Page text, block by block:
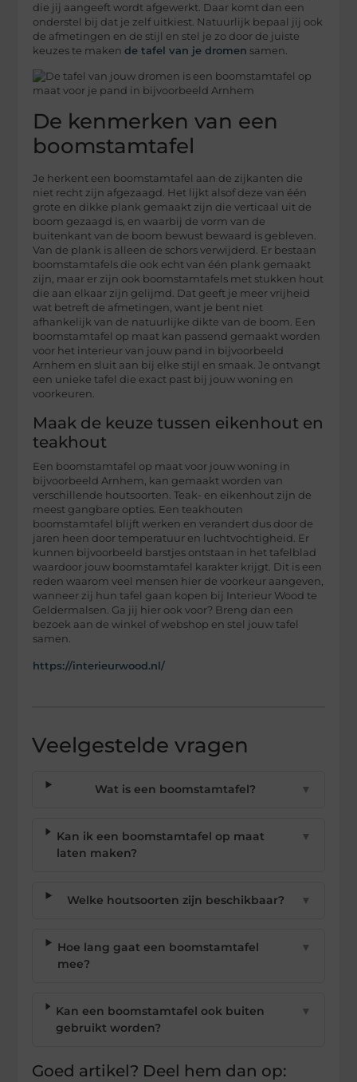
die jij aangeeft wordt afgewerkt. Daar komt dan een
onderstel bij dat je zelf uitkiest. Natuurlijk bepaal jij ook
de afmetingen en de stijl en stel je zo door de juiste
keuzes te makende tafel van je dromen samen.
De kenmerken van een
boomstamtafel
Je herkent een boomstamtafel aan de zijkanten die
niet recht zijn afgezaagd. Het lijkt alsof deze van één
grote en dikke plank gemaakt zijn die verticaal uit de
boom gezaagd is, en waarbij de vorm van de
buitenkant van de boom bewust bewaard is gebleven.
Van de plank is alleen de schors verwijderd. Er bestaan
boomstamtafels die ook echt van één plank gemaakt
zijn, maar er zijn ook boomstamtafels met stukken hout
die aan elkaar zijn gelijmd. Dat geeft je meer vrijheid
wat betreft de afmetingen, want je bent niet
afhankelijk van de natuurlijke dikte van de boom. Een
boomstamtafel op maat kan passend gemaakt worden
voor het interieur van jouw pand in bijvoorbeeld
Arnhem en sluit aan bij elke stijl en smaak. Je ontvangt
een unieke tafel die exact past bij jouw woning en
voorkeuren.
Maak de keuze tussen eikenhout en
teakhout
Een boomstamtafel op maat voor jouw woning in
bijvoorbeeld Arnhem, kan gemaakt worden van
verschillende houtsoorten. Teak- en eikenhout zijn de
meest gangbare opties. Een teakhouten
boomstamtafel blijft werken en verandert dus door de
jaren heen door temperatuur en luchtvochtigheid. Er
kunnen bijvoorbeeld barstjes ontstaan in het tafelblad
waardoor jouw boomstamtafel karakter krijgt. Dit is een
reden waarom veel mensen hier de voorkeur aangeven,
wanneer zij hun tafel gaan kopen bij Interieur Wood te
Geldermalsen. Ga jij hier ook voor? Breng dan een
bezoek aan de winkel of webshop en stel jouw tafel
samen.
https://interieurwood.nl/
Veelgestelde vragen
Wat is een boomstamtafel? ▼
Kan ik een boomstamtafel op maat
laten maken?
▼
Welke houtsoorten zijn beschikbaar? ▼
Hoe lang gaat een boomstamtafel
mee?
▼
Kan een boomstamtafel ook buiten
gebruikt worden?
▼
Goed artikel? Deel hem dan op: